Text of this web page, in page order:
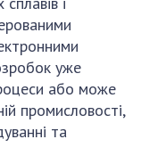
уже
або може
промисловості,
та